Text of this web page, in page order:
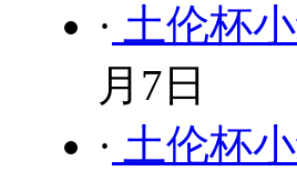
· 土伦杯
月7日
· 土伦杯